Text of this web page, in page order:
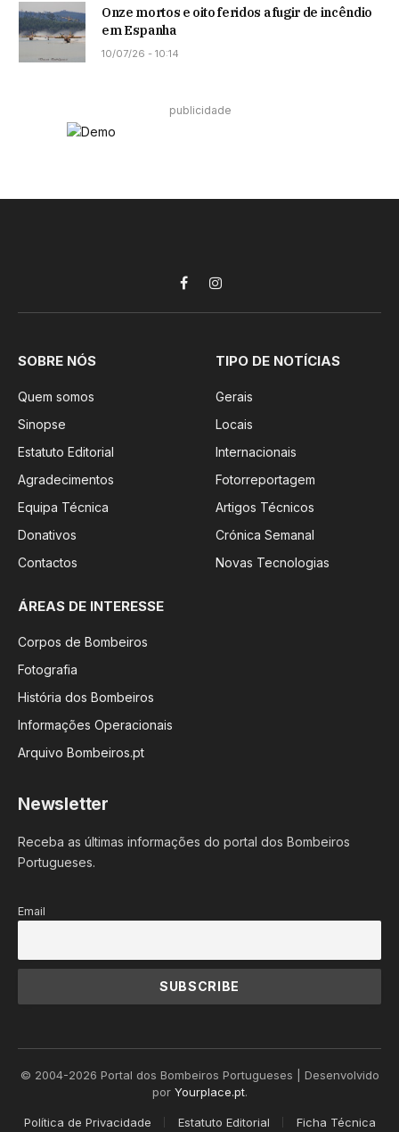
Onze mortos e oito feridos a fugir de incêndio
em Espanha
10/07/26 - 10:14
publicidade
FacebookInstagram
SOBRE NÓS
Quem somos
Sinopse
Estatuto Editorial
Agradecimentos
Equipa Técnica
Donativos
Contactos
TIPO DE NOTÍCIAS
Gerais
Locais
Internacionais
Fotorreportagem
Artigos Técnicos
Crónica Semanal
Novas Tecnologias
ÁREAS DE INTERESSE
Corpos de Bombeiros
Fotografia
História dos Bombeiros
Informações Operacionais
Arquivo Bombeiros.pt
Newsletter
Receba as últimas informações do portal dos Bombeiros
Portugueses.
Email
© 2004-2026 Portal dos Bombeiros Portugueses | Desenvolvido
por Yourplace.pt.
Política de Privacidade Estatuto Editorial Ficha Técnica